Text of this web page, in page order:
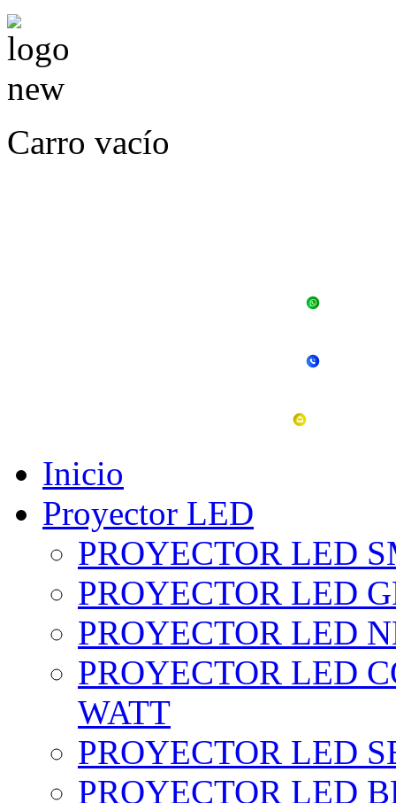
Carro vacío
Inicio
Proyector LED
PROYECTOR LED
PROYECTOR LED
PROYECTOR LED
PROYECTOR LED
WATT
PROYECTOR LED
PROYECTOR LED